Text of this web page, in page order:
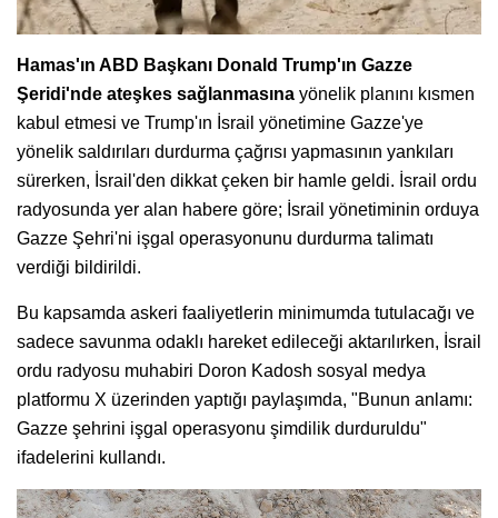
Hamas'ın ABD Başkanı Donald Trump'ın Gazze
Şeridi'nde ateşkes sağlanmasına yönelik planını kısmen
kabul etmesi ve Trump'ın İsrail yönetimine Gazze'ye
yönelik saldırıları durdurma çağrısı yapmasının yankıları
sürerken, İsrail'den dikkat çeken bir hamle geldi. İsrail ordu
radyosunda yer alan habere göre; İsrail yönetiminin orduya
Gazze Şehri'ni işgal operasyonunu durdurma talimatı
verdiği bildirildi.
Bu kapsamda askeri faaliyetlerin minimumda tutulacağı ve
sadece savunma odaklı hareket edileceği aktarılırken, İsrail
ordu radyosu muhabiri Doron Kadosh sosyal medya
platformu X üzerinden yaptığı paylaşımda, "Bunun anlamı:
Gazze şehrini işgal operasyonu şimdilik durduruldu"
ifadelerini kullandı.